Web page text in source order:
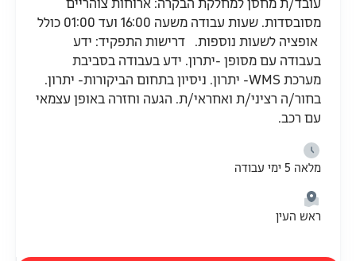
עובד/ת מחסן למחלקת הבקרה: ארוחות צוהריים
מסובסדות. שעות עבודה משעה 16:00 ועד 01:00 כולל
אופציה לשעות נוספות. דרישות התפקיד: ידע
בעבודה עם מסופן -יתרון. ידע בעבודה בסביבת
מערכת WMS- יתרון. ניסיון בתחום הביקורות- יתרון.
בחור/ה רציני/ת ואחראי/ת. הגעה וחזרה באופן עצמאי
עם רכב.
מלאה 5 ימי עבודה
ראש העין